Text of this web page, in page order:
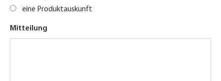
eine Produktauskunft
Mitteilung